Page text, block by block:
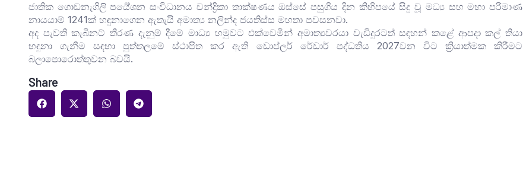
ජාතික ගොඩනැගිලි පර්‍යේශන සංවිධානය චන්ද්‍රිකා තාක්ෂණය ඔස්සේ පසුගිය දින කිහිපයේ සිදු වූ මධ්‍ය සහ මහා පරිමාණ
නායයාම් 1241ක් හඳුනාගෙන ඇතැයි අමාත්‍ය නලින්ද ජයතිස්ස මහතා පවසනවා.
අද පැවති කැබිනට් තීරණ දැනුම් දීමේ මාධ්‍ය හමුවට එක්වෙමින් අමාත්‍යවරයා වැඩිදුරටත් සඳහන් කළේ ආපදා කල් තියා
හඳුනා ගැනීම සඳහා පුත්තලමේ ස්ථාපිත කර ඇති ඩොප්ලර් රේඩාර් පද්ධතිය 2027වන විට ක්‍රියාත්මක කිරීමට
බලාපොරොත්තුවන බවයි.
Share